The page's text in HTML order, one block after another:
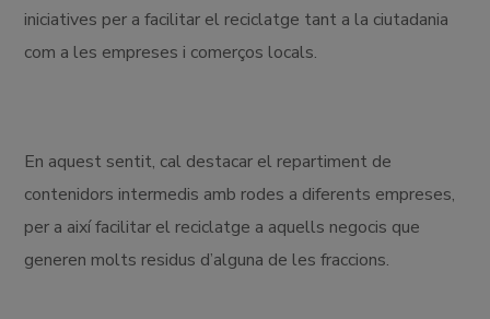
iniciatives per a facilitar el reciclatge tant a la ciutadania
com a les empreses i comerços locals.
En aquest sentit, cal destacar el repartiment de
contenidors intermedis amb rodes a diferents empreses,
per a així facilitar el reciclatge a aquells negocis que
generen molts residus d’alguna de les fraccions.